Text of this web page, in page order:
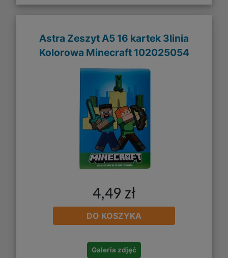
Astra Zeszyt A5 16 kartek 3linia
Kolorowa Minecraft 102025054
4,49 zł
DO KOSZYKA
Galeria zdjęć